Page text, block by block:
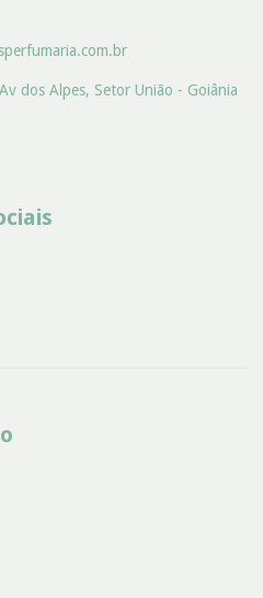
dos Alpes, Setor União - Goiânia